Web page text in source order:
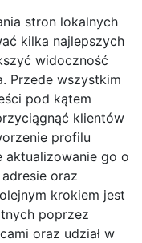
stron lokalnych
kilka najlepszych
widoczność
Przede wszystkim
pod kątem
klientów
profilu
aktualizowanie go o
oraz
krokiem jest
poprzez
oraz udział w